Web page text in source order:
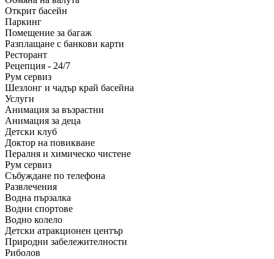
Открит басейн
Паркинг
Помещение за багаж
Разплащане с банкови карти
Ресторант
Рецепция - 24/7
Рум сервиз
Шезлонг и чадър край басейна
Услуги
Анимация за възрастни
Анимация за деца
Детски клуб
Доктор на повикване
Пералня и химическо чистене
Рум сервиз
Събуждане по телефона
Развлечения
Водна пързалка
Водни спортове
Водно колело
Детски атракционен център
Природни забележителности
Риболов